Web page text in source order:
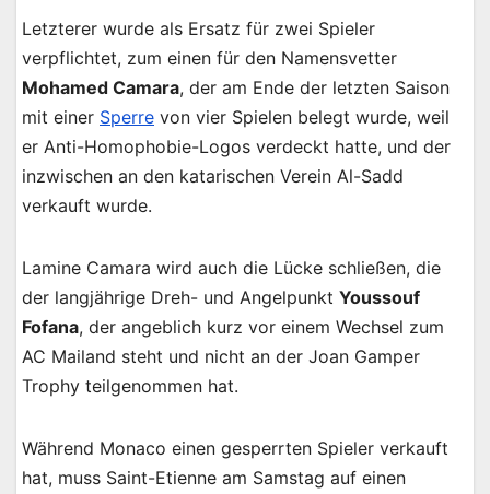
Letzterer wurde als Ersatz für zwei Spieler
verpflichtet, zum einen für den Namensvetter
Mohamed Camara, der am Ende der letzten Saison
mit einer Sperre von vier Spielen belegt wurde, weil
er Anti-Homophobie-Logos verdeckt hatte, und der
inzwischen an den katarischen Verein Al-Sadd
verkauft wurde.
Lamine Camara wird auch die Lücke schließen, die
der langjährige Dreh- und Angelpunkt Youssouf
Fofana, der angeblich kurz vor einem Wechsel zum
AC Mailand steht und nicht an der Joan Gamper
Trophy teilgenommen hat.
Während Monaco einen gesperrten Spieler verkauft
hat, muss Saint-Etienne am Samstag auf einen